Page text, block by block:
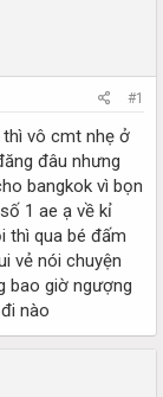
#1
thì vô cmt nhẹ ở
đâu nhưng
bangkok vì bọn
1 ae ạ về kỉ
thì qua bé đấm
vẻ nói chuyện
bao giờ ngượng
nào